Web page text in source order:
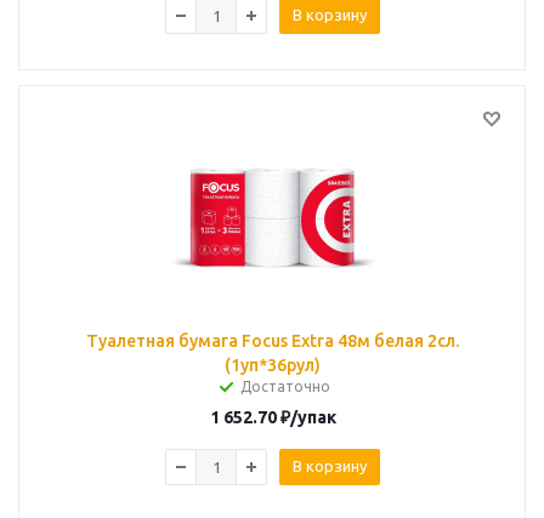
В корзину
Туалетная бумага Focus Extra 48м белая 2сл.
(1уп*36рул)
Достаточно
1 652.70₽/упак
В корзину